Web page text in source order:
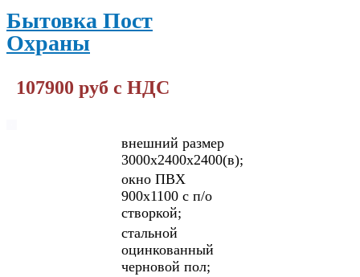
Бытовка Пост
Охраны
107900 руб с НДС
внешний размер
3000х2400х2400(в);
окно ПВХ
900х1100 с п/о
створкой;
стальной
оцинкованный
черновой пол;